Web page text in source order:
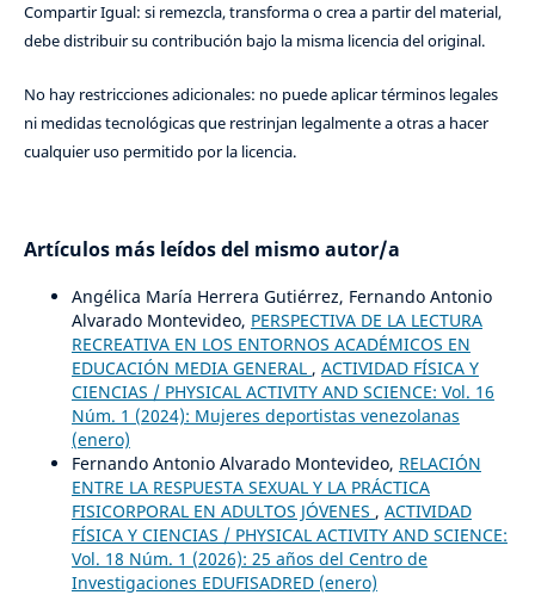
Compartir Igual: si remezcla, transforma o crea a partir del material,
debe distribuir su contribución bajo la misma licencia del original.
No hay restricciones adicionales: no puede aplicar términos legales
ni medidas tecnológicas que restrinjan legalmente a otras a hacer
cualquier uso permitido por la licencia.
Artículos más leídos del mismo autor/a
Angélica María Herrera Gutiérrez, Fernando Antonio
Alvarado Montevideo, PERSPECTIVA DE LA LECTURA
RECREATIVA EN LOS ENTORNOS ACADÉMICOS EN
EDUCACIÓN MEDIA GENERAL , ACTIVIDAD FÍSICA Y
CIENCIAS / PHYSICAL ACTIVITY AND SCIENCE: Vol. 16
Núm. 1 (2024): Mujeres deportistas venezolanas
(enero)
Fernando Antonio Alvarado Montevideo, RELACIÓN
ENTRE LA RESPUESTA SEXUAL Y LA PRÁCTICA
FISICORPORAL EN ADULTOS JÓVENES , ACTIVIDAD
FÍSICA Y CIENCIAS / PHYSICAL ACTIVITY AND SCIENCE:
Vol. 18 Núm. 1 (2026): 25 años del Centro de
Investigaciones EDUFISADRED (enero)